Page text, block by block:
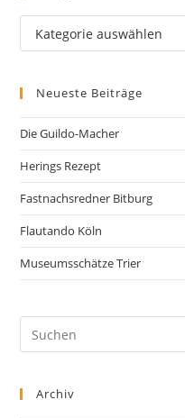
Neueste Beiträge
Die Guildo-Macher
Herings Rezept
Fastnachsredner Bitburg
Flautando Köln
Museumsschätze Trier
Archiv